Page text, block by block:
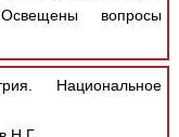
вопросы
Национальное